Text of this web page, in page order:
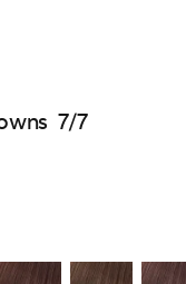
7/7